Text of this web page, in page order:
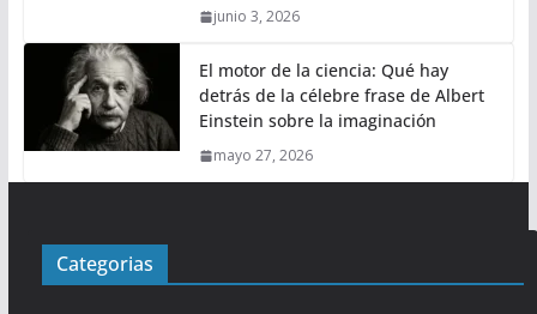
junio 3, 2026
El motor de la ciencia: Qué hay
detrás de la célebre frase de Albert
Einstein sobre la imaginación
mayo 27, 2026
Categorias